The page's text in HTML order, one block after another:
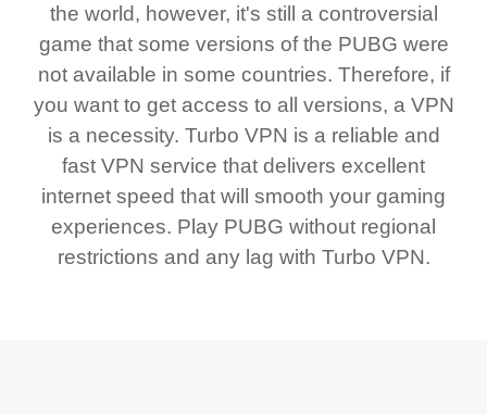
the world, however, it's still a controversial
game that some versions of the PUBG were
not available in some countries. Therefore, if
you want to get access to all versions, a VPN
is a necessity. Turbo VPN is a reliable and
fast VPN service that delivers excellent
internet speed that will smooth your gaming
experiences. Play PUBG without regional
restrictions and any lag with Turbo VPN.